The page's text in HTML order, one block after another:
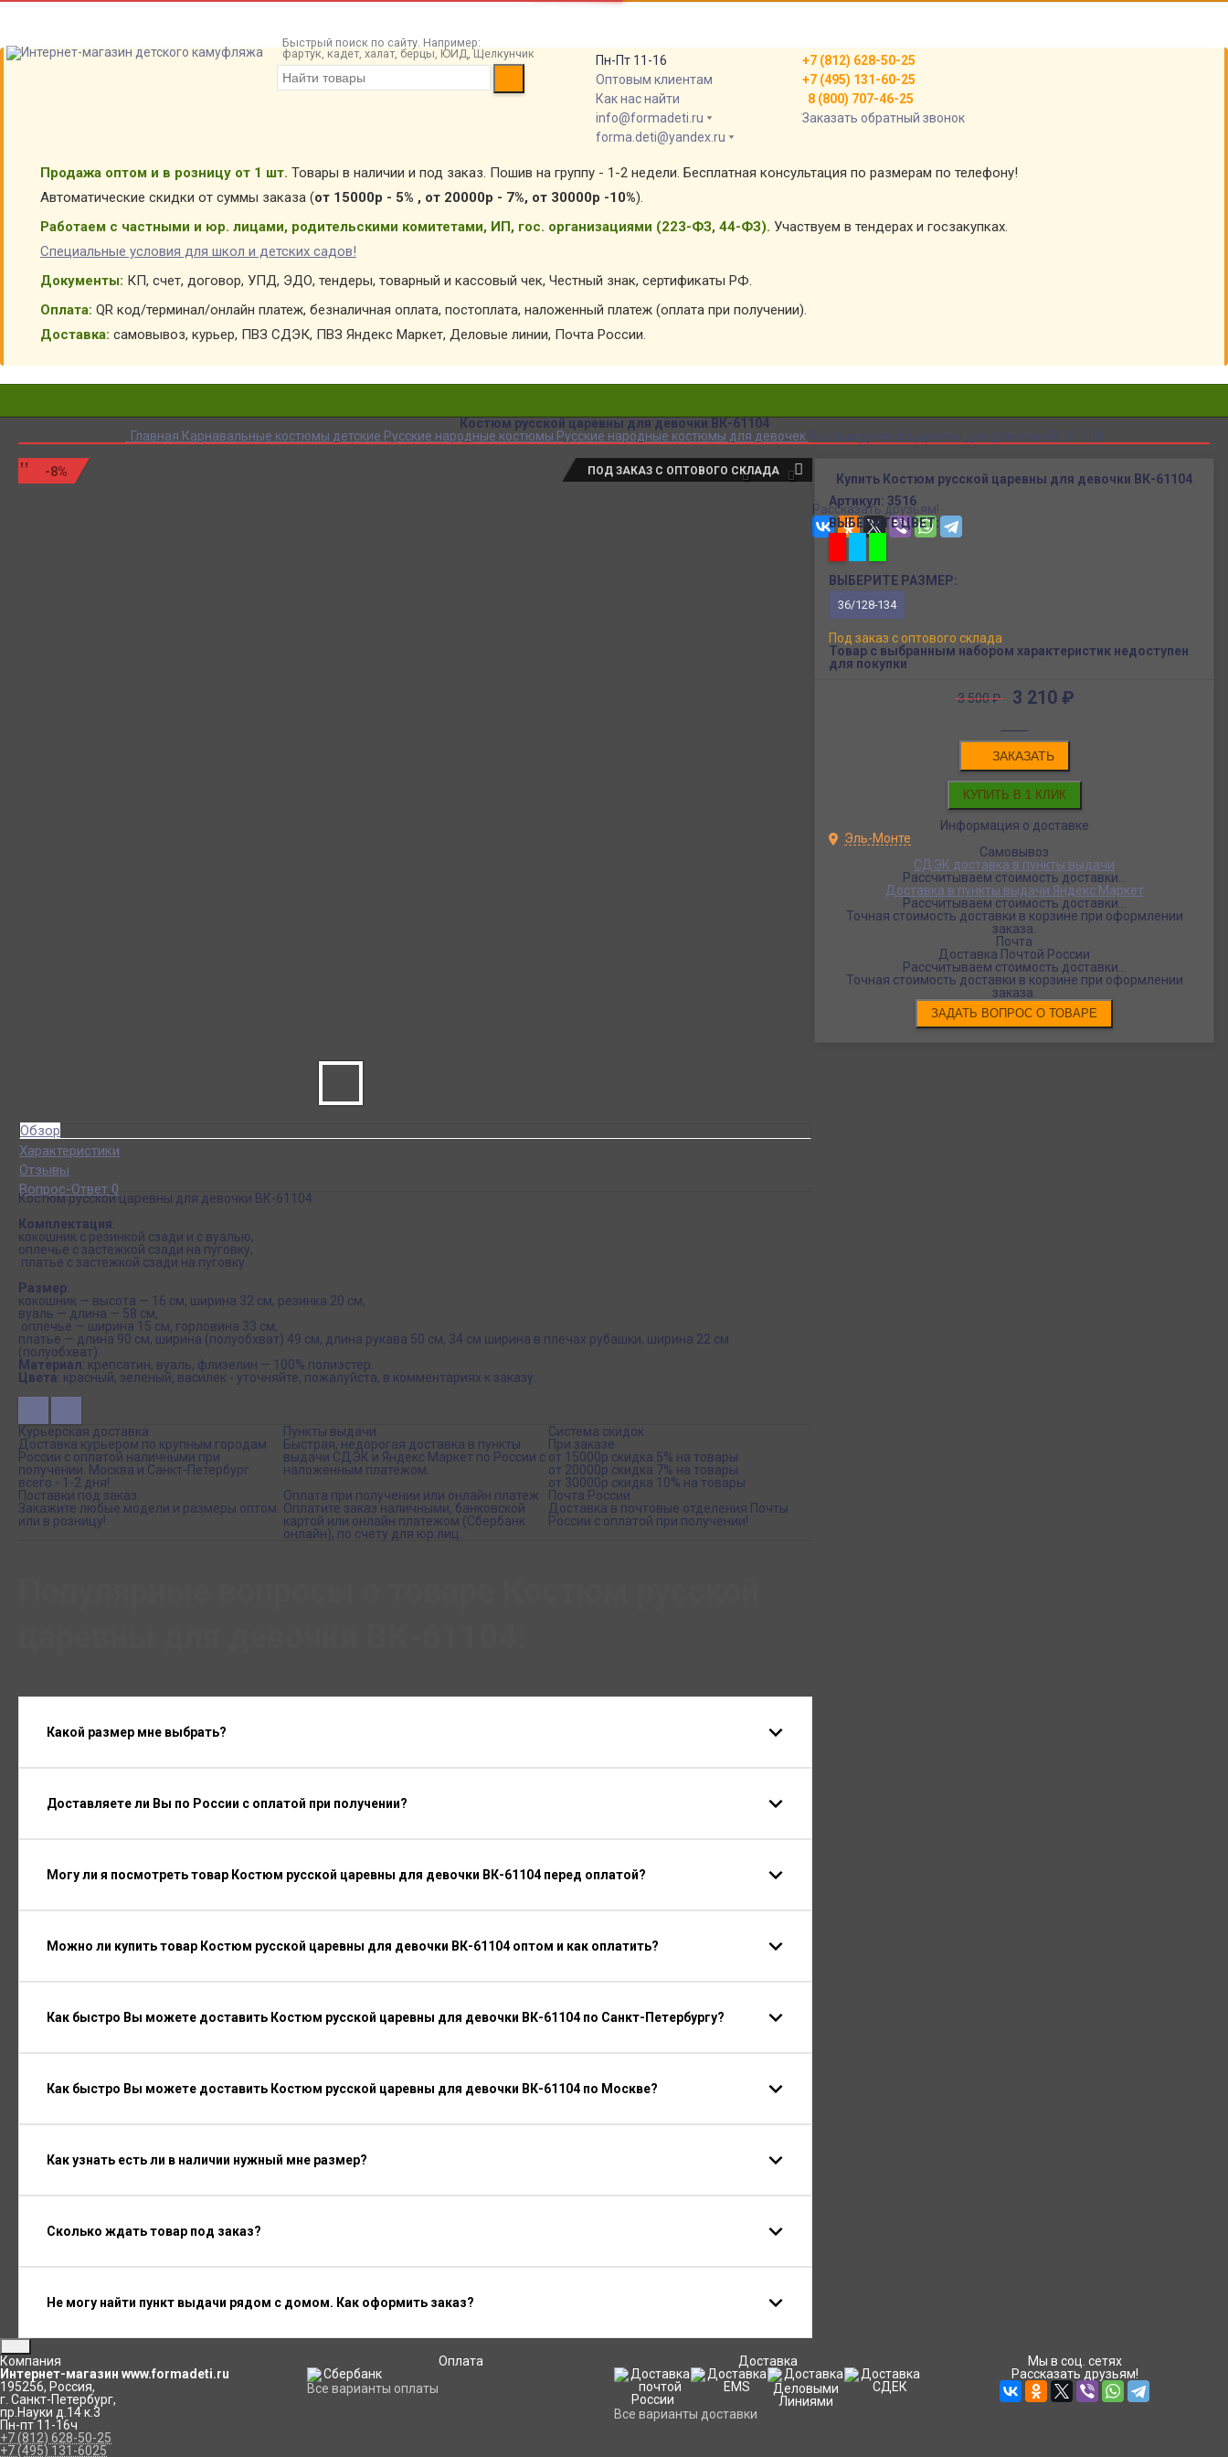
Быстрый поиск по сайту. Например:
фартук, кадет, халат, берцы, ЮИД, Щелкунчик
Пн-Пт 11-16
Оптовым клиентам
Как нас найти
info@formadeti.ru
forma.deti@yandex.ru
+7 (812) 628-50-25
+7 (495) 131-60-25
8 (800) 707-46-25
Заказать обратный звонок
Продажа оптом и в розницу от 1 шт. Товары в наличии и под заказ. Пошив на группу - 1-2 недели. Бесплатная консультация по размерам по телефону!
Автоматические скидки от суммы заказа (от 15000р - 5% , от 20000р - 7%, от 30000р -10%).
Работаем с частными и юр. лицами, родительскими комитетами, ИП, гос. организациями (223-ФЗ, 44-ФЗ). Участвуем в тендерах и госзакупках.
Специальные условия для школ и детских садов!
Документы: КП, счет, договор, УПД, ЭДО, тендеры, товарный и кассовый чек, Честный знак, сертификаты РФ.
Оплата: QR код/терминал/онлайн платеж, безналичная оплата, постоплата, наложенный платеж (оплата при получении).
Доставка: самовывоз, курьер, ПВЗ СДЭК, ПВЗ Яндекс Маркет, Деловые линии, Почта России.
Костюм русской царевны для девочки ВК-61104
Главная Карнавальные костюмы детские Русские народные костюмы Русские народные костюмы для девочек Костюм русской царевны для девочки ВК-61104
-8% ПОД ЗАКАЗ С ОПТОВОГО СКЛАДА
Купить Костюм русской царевны для девочки ВК-61104
Артикул: 3516
ВЫБЕРИТЕ ЦВЕТ:
ВЫБЕРИТЕ РАЗМЕР:
36/128-134
Под заказ с оптового склада
Товар с выбранным набором характеристик недоступен
для покупки
3 500₽ 3 210 ₽
ЗАКАЗАТЬ
Информация о доставке
Эль-Монте
Самовывоз
СДЭК доставка в пункты выдачи
Рассчитываем стоимость доставки...
Доставка в пункты выдачи Яндекс Маркет
Рассчитываем стоимость доставки...
Точная стоимость доставки в корзине при оформлении
заказа.
Почта
Доставка Почтой России
Рассчитываем стоимость доставки...
Точная стоимость доставки в корзине при оформлении
заказа.
Обзор
Характеристики
Отзывы
Вопрос-Ответ 0
Костюм русской царевны для девочки ВК-61104
Комплектация:
кокошник с резинкой сзади и с вуалью,
оплечье с застежкой сзади на пуговку,
платье с застежкой сзади на пуговку.
Размер:
кокошник — высота — 16 см, ширина 32 см, резинка 20 см,
вуаль — длина — 58 см,
оплечье — ширина 15 см, горловина 33 см,
платье — длина 90 см, ширина (полуобхват) 49 см, длина рукава 50 см, 34 см ширина в плечах рубашки, ширина 22 см
(полуобхват).
Материал: крепсатин, вуаль, флизелин — 100% полиэстер.
Цвета: красный, зеленый, василек - уточняйте, пожалуйста, в комментариях к заказу.
Курьерская доставка
Доставка курьером по крупным городам
России с оплатой наличными при
получении. Москва и Санкт-Петербург
всего - 1-2 дня!
Пункты выдачи
Быстрая, недорогая доставка в пункты
выдачи СДЭК и Яндекс Маркет по России с
наложенным платежом.
Система скидок
При заказе
от 15000р скидка 5% на товары
от 20000р скидка 7% на товары
от 30000р скидка 10% на товары
Поставки под заказ.
Закажите любые модели и размеры оптом
или в розницу!
Оплата при получении или онлайн платеж
Оплатите заказ наличными, банковской
картой или онлайн платежом (Сбербанк
онлайн), по счету для юр.лиц.
Почта России
Доставка в почтовые отделения Почты
России с оплатой при получении!
Какой размер мне выбрать?
Доставляете ли Вы по России с оплатой при получении?
Могу ли я посмотреть товар Костюм русской царевны для девочки ВК-61104 перед оплатой?
Можно ли купить товар Костюм русской царевны для девочки ВК-61104 оптом и как оплатить?
Как быстро Вы можете доставить Костюм русской царевны для девочки ВК-61104 по Санкт-Петербургу?
Как быстро Вы можете доставить Костюм русской царевны для девочки ВК-61104 по Москве?
Как узнать есть ли в наличии нужный мне размер?
Сколько ждать товар под заказ?
Не могу найти пункт выдачи рядом с домом. Как оформить заказ?
Рассказать друзьям!
Компания
Интернет-магазин www.formadeti.ru
195256, Россия,
г. Санкт-Петербург,
пр.Науки д.14 к.3
Пн-пт 11-16ч
+7 (812) 628-50-25
+7 (495) 131-6025
Оплата
Все варианты оплаты
Доставка
Все варианты доставки
Мы в соц. сетях
Рассказать друзьям!